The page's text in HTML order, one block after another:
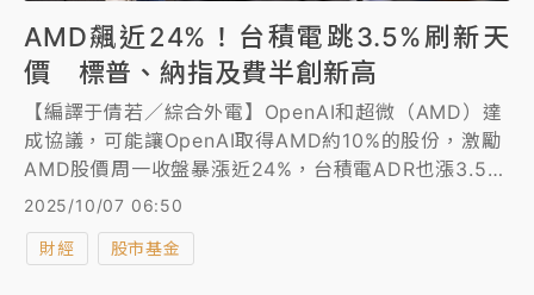
AMD飆近24%！台積電跳3.5%刷新天
價 標普、納指及費半創新高
【編譯于倩若／綜合外電】OpenAI和超微（AMD）達
成協議，可能讓OpenAI取得AMD約10%的股份，激勵
AMD股價周一收盤暴漲近24%，台積電ADR也漲3.5%
創新高，美股主要指數標普500、納指與費半同創新
2025/10/07 06:50
財經 股市基金